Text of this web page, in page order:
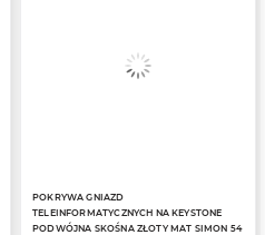
POKRYWA GNIAZD
TELEINFORMATYCZNYCH NA KEYSTONE
PODWÓJNA SKOŚNA ZŁOTY MAT SIMON 54